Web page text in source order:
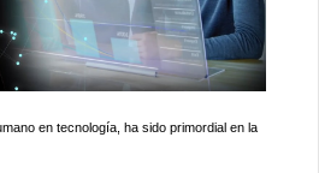
en tecnología, ha sido primordial en la